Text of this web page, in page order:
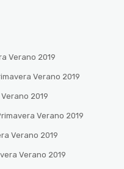
Verano 2019
Verano 2019
2019
Verano 2019
Verano 2019
Verano 2019